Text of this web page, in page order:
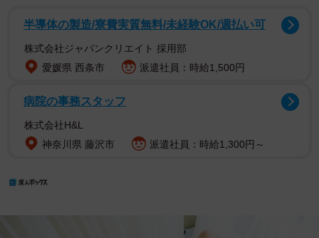
半導体の製造/寮費実質無料/未経験OK/週払い可
株式会社ジャパンクリエイト 採用部
愛媛県 西条市
派遣社員：時給1,500円
病院の事務スタッフ
株式会社H&L
神奈川県 藤沢市
派遣社員：時給1,300円～